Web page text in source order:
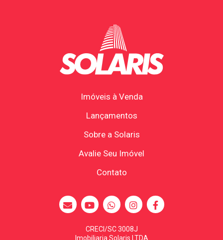
Imóveis à Venda
Lançamentos
Sobre a Solaris
Avalie Seu Imóvel
Contato
CRECI/SC 3008J
Imobiliaria Solaris LTDA